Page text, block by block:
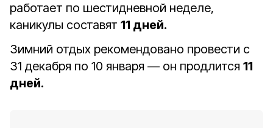
работает по шестидневной неделе,
каникулы составят 11 дней.
Зимний отдых рекомендовано провести с
31 декабря по 10 января — он продлится 11
дней.